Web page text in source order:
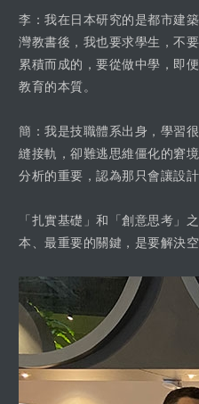
李：我在日本研究的是都市建
灣教書後，我也要求學生，不
累積而成的，要從做中學，即
教育的本質。
簡：我是技職體系出身，學習
縫接軌，卻難逃思維僵化的窘
分析的重要，認為那只會讓設
「扎實基礎」和「創意思考」
本、最重要的關鍵，是要解決